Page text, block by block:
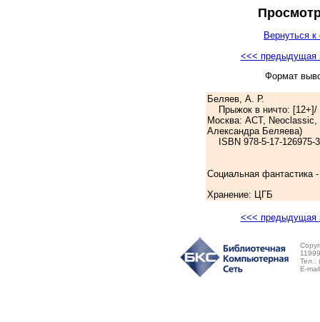
Вернуться к
<<< предыдущая
Формат
Беляев, А. Р.
Прыжок в ничто: [12+]/
Москва: АСТ, Neoclassic,
Александра Беляева)
ISBN 978-5-17-126975-
Социальная фантастика
Хранение: ЦГБ
<<< предыдущая
Тел.:
E-